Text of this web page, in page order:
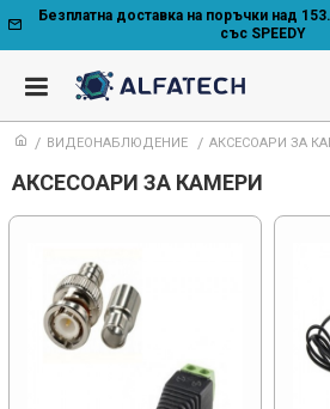
Безплатна доставка на поръчки над
със SPEEDY
ВИДЕОНАБЛЮДЕНИЕ АКСЕСОАРИ ЗА
АКСЕСОАРИ ЗА КАМЕРИ